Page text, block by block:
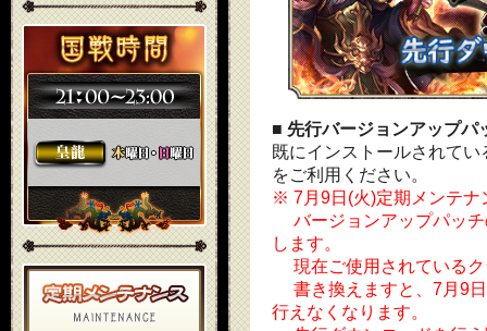
■ 先行バージョンアップパ
既にインストールされて
をご利用ください。
※ 7月9日(火)定期メンテナ
バージョンアップパッチ
します。
現在ご使用されているク
書き換えますと、7月9日
行えなくなります。